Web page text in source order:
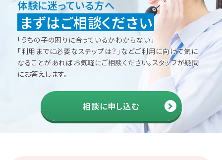
体験に迷っている方へ
まずはご相談ください
「うちの子の困りに合っているかわからない」
「利用までに必要なステップは？」などご利用に向けて気に
なることがあればお気軽にご相談ください。スタッフが疑問
にお答えします。
相談に申し込む